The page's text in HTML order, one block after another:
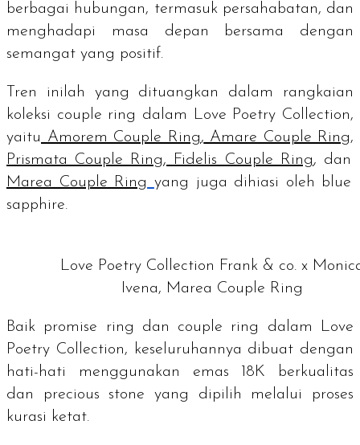
berbagai hubungan, termasuk persahabatan, dan
menghadapi masa depan bersama dengan
semangat yang positif.
Tren inilah yang dituangkan dalam rangkaian
koleksi couple ring dalam Love Poetry Collection,
yaitu Amorem Couple Ring, Amare Couple Ring,
Prismata Couple Ring, Fidelis Couple Ring, dan
Marea Couple Ring yang juga dihiasi oleh blue
sapphire.
Love Poetry Collection Frank & co. x
Ivena, Marea Couple Ring
Baik promise ring dan couple ring
dalam Love
Poetry Collection, keseluruhannya dibuat dengan
hati-hati menggunakan emas 18K berkualitas
dan
precious stone yang dipilih melalui proses
kurasi ketat.